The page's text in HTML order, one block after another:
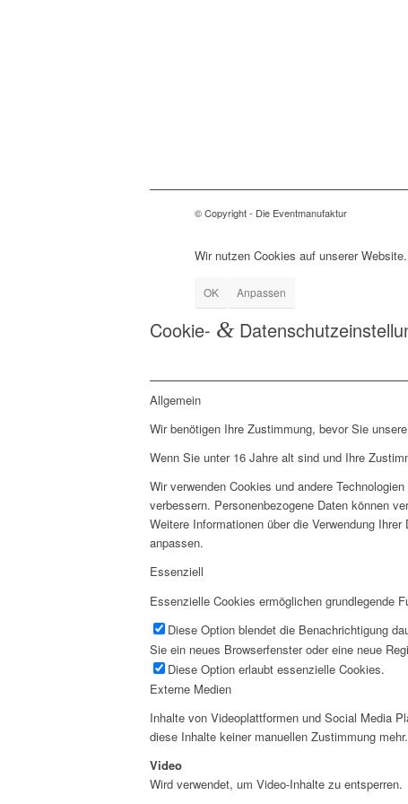
© Copyright - Die Eventmanufaktur
Wir nutzen Cookies auf unserer
OK Anpassen
Cookie- &
Allgemein
Wir benötigen Ihre Zustimmung, bevor Sie
Wenn Sie unter 16 Jahre alt sind und Ihre
Wir verwenden Cookies und andere
verbessern. Personenbezogene Daten können
Weitere Informationen über die Verwendung
anpassen.
Essenziell
Essenzielle Cookies ermöglichen grundlegende
Diese Option blendet die Benachrichtigung
Sie ein neues Browserfenster oder eine neue
Diese Option erlaubt essenzielle Cookies.
Externe Medien
Inhalte von Videoplattformen und Social Media
diese Inhalte keiner manuellen Zustimmung mehr.
Video
Wird verwendet, um Video-Inhalte zu entsperren.